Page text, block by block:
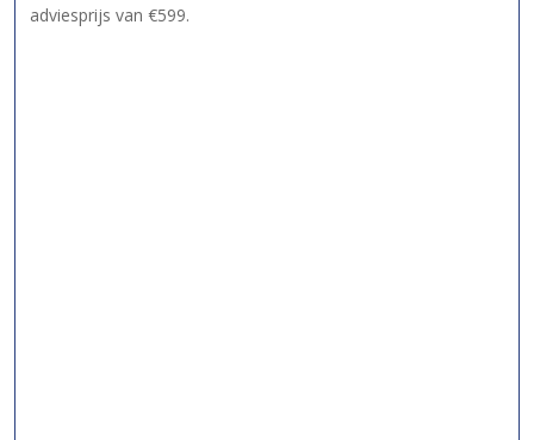
adviesprijs van €599.